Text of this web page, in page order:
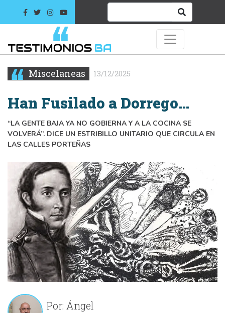
Miscelaneas 13/12/2025
Han Fusilado a Dorrego…
“LA GENTE BAJA YA NO GOBIERNA Y A LA COCINA SE
VOLVERÁ”. DICE UN ESTRIBILLO UNITARIO QUE CIRCULA EN
LAS CALLES PORTEÑAS
Por: Ángel